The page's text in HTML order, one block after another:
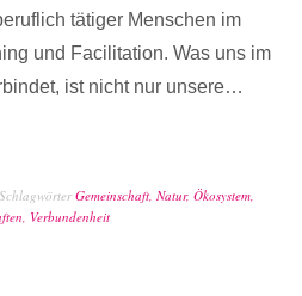
tätiger Menschen im
und Facilitation. Was uns im
ist nicht nur unsere…
SchlagwörterGemeinschaft, Natur, Ökosystem,
, Verbundenheit